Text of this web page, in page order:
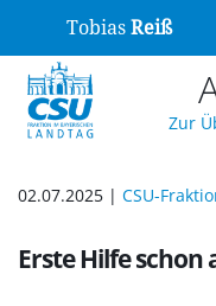
Tobias Reiß
Zur
02.07.2025 | CSU-
Erste Hilfe schon